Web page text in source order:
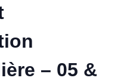
– 05 &